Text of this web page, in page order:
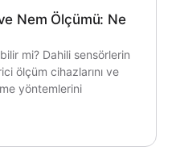
ve Nem Ölçümü: Ne
mi? Dahili sensörlerin
ölçüm cihazlarını ve
yöntemlerini